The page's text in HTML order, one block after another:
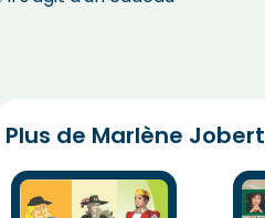
Plus de Marlène Jobert